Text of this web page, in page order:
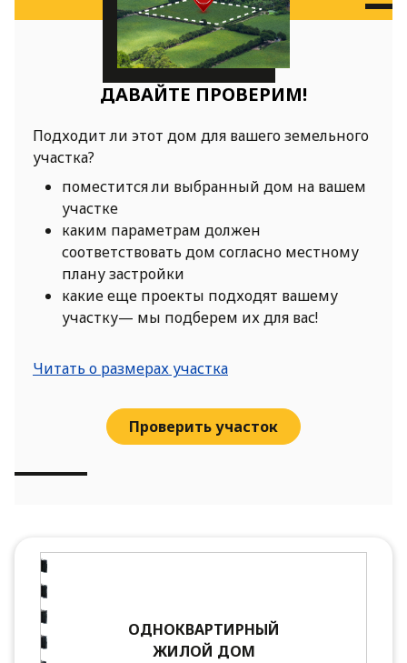
ДАВАЙТЕ ПРОВЕРИМ!
Подходит ли этот дом для вашего земельного
участка?
поместится ли выбранный дом на вашем
участке
каким параметрам должен
соответствовать дом согласно местному
плану застройки
какие еще проекты подходят вашему
участку— мы подберем их для вас!
Читать о размерах участка
Проверить участок
ОДНОКВАРТИРНЫЙ
ЖИЛОЙ ДОМ